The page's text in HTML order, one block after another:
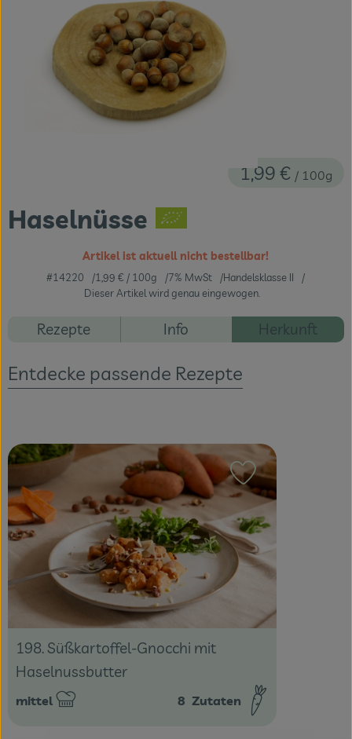
Themenwelten
Obst & Gemüse
Frischetheke
Vorratskammer
Über uns
Veranstaltungen
Haselnüsse
1,99 € / 100g
Artikel ist aktuell nicht bestellbar!
#14220 1,99 € / 100g 7% MwSt
Handelsklasse II
Dieser Artikel wird genau eingewogen.
Rezepte Info Herkunft
Entdecke passende Rezepte
198. Süßkartoffel-Gnocchi mit
Haselnussbutter
Schwierigkeit:
mittel 8 Zutaten
Rezept zu